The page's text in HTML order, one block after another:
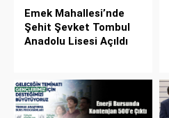
Emek Mahallesi’nde
Şehit Şevket Tombul
Anadolu Lisesi Açıldı